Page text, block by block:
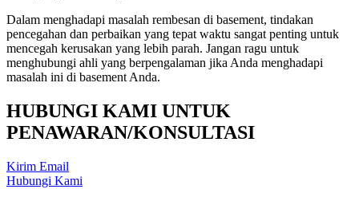
Dalam menghadapi masalah rembesan di basement, tindakan
pencegahan dan perbaikan yang tepat waktu sangat penting untuk
mencegah kerusakan yang lebih parah. Jangan ragu untuk
menghubungi ahli yang berpengalaman jika Anda menghadapi
masalah ini di basement Anda.
HUBUNGI KAMI UNTUK
PENAWARAN/KONSULTASI
Kirim Email
Hubungi Kami